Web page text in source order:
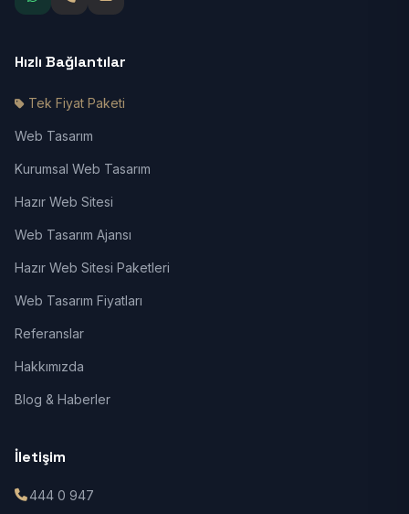
Hızlı Bağlantılar
Tek Fiyat Paketi
Web Tasarım
Kurumsal Web Tasarım
Hazır Web Sitesi
Web Tasarım Ajansı
Hazır Web Sitesi Paketleri
Web Tasarım Fiyatları
Referanslar
Hakkımızda
Blog & Haberler
İletişim
444 0 947